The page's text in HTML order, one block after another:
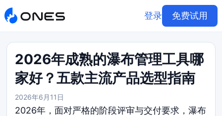
登录 免费试用
2026年成熟的瀑布管理工具哪
家好？五款主流产品选型指南
2026年6月11日
2026年，面对严格的阶段评审与交付要求，瀑布